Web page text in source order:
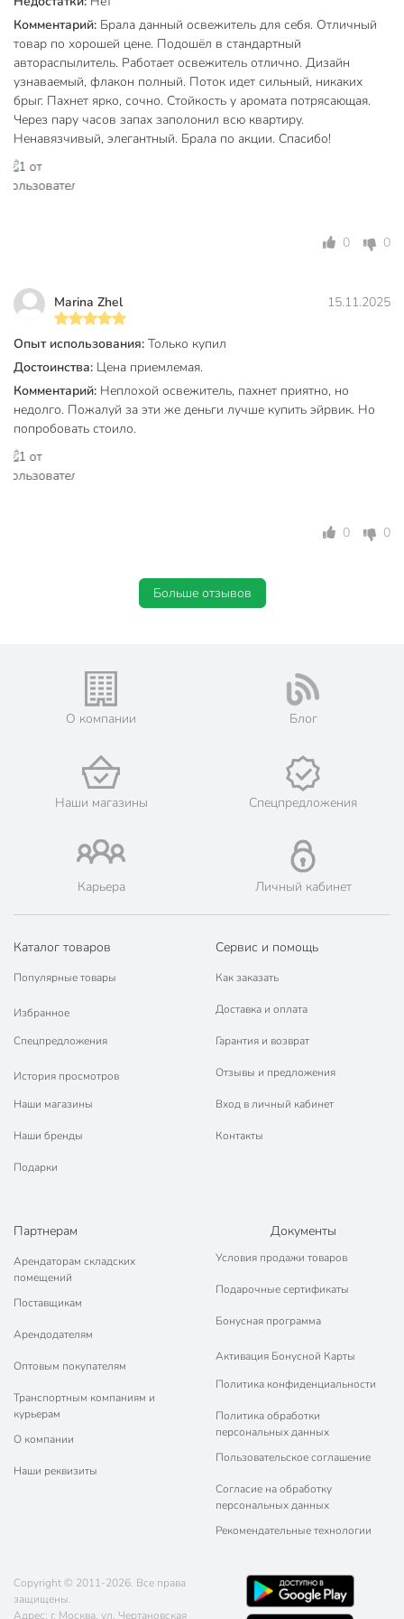
Набор
Форма выпуска
аэрозоль
Автоматический
ручные
Настенный
напольные
Электрический
механические
Сухое распыление
Тип
Назначение
для общественных
помещений
Особенности
устранение
неприятных
амбра
Срок хранения
3 года
Роскошь
Вес в упаковке
240 г
Комментарий: Брала данный освежитель для себя. Отличный
товар по хорошей цене. Подошёл в стандартный
автораспылитель. Работает освежитель отлично. Дизайн
узнаваемый, флакон полный. Поток идет сильный, никаких
брыг. Пахнет ярко, сочно. Стойкость у аромата потрясающая.
Через пару часов запах заполонил всю квартиру.
Ненавязчивый, элегантный. Брала по акции. Спасибо!
0 0
Marina Zhel 15.11.2025
Опыт использования: Только купил
Достоинства: Цена приемлемая.
Комментарий: Неплохой освежитель, пахнет приятно, но
недолго. Пожалуй за эти же деньги лучше купить эйрвик. Но
попробовать стоило.
0 0
Больше отзывов
О компании Блог
Наши магазины Спецпредложения
Карьера Личный кабинет
Каталог товаров
Популярные товары
Избранное
Спецпредложения
История просмотров
Наши магазины
Наши бренды
Подарки
Сервис и помощь
Как заказать
Доставка и оплата
Гарантия и возврат
Отзывы и предложения
Вход в личный кабинет
Контакты
Партнерам
Арендаторам складских
помещений
Поставщикам
Арендодателям
Оптовым покупателям
Транспортным компаниям и
курьерам
О компании
Наши реквизиты
Документы
Условия продажи товаров
Подарочные сертификаты
Бонусная программа
Активация Бонусной Карты
Политика конфиденциальности
Политика обработки
персональных данных
Пользовательское соглашение
Согласие на обработку
персональных данных
Рекомендательные технологии
Copyright © 2011-2026. Все права
защищены.
Адрес: г. Москва, ул. Чертановская